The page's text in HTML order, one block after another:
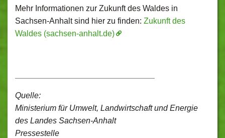
Mehr Informationen zur Zukunft des Waldes in
Sachsen-Anhalt sind hier zu finden: Zukunft des
Waldes (sachsen-anhalt.de)
Quelle:
Ministerium für Umwelt, Landwirtschaft und Energie
des Landes Sachsen-Anhalt
Pressestelle